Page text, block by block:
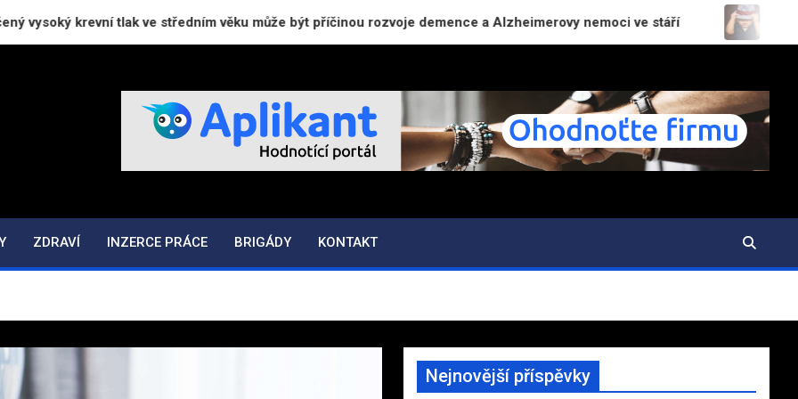
krevní tlak ve středním věku může být příčinou rozvoje demence a Alzheimerovy nemoci ve stáří Prodej a
ZDRAVÍ INZERCE PRÁCE BRIGÁDY KONTAKT
Nejnovější příspěvky